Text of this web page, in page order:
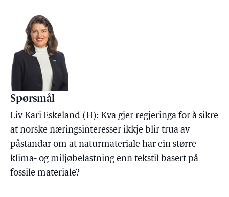
Spørsmål
Liv Kari Eskeland (H): Kva gjer regjeringa for å sikre
at norske næringsinteresser ikkje blir trua av
påstandar om at naturmateriale har ein større
klima- og miljøbelastning enn tekstil basert på
fossile materiale?